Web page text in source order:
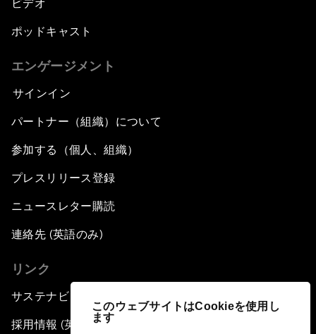
このウェブサイトはCookieを使用し
ます
ビデオ
ポッドキャスト
エンゲージメント
サインイン
パートナー（組織）について
参加する（個人、組織）
プレスリリース登録
ニュースレター購読
連絡先 (英語のみ)
リンク
サステナビリティへの取り組み
採用情報 (英語のみ)